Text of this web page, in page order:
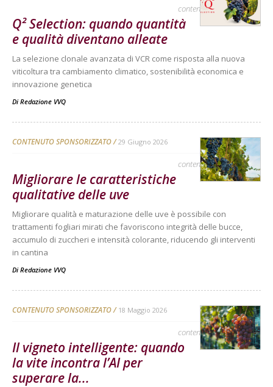
contenuto sponsorizzato
Q² Selection: quando quantità
e qualità diventano alleate
La selezione clonale avanzata di VCR come risposta alla nuova
viticoltura tra cambiamento climatico, sostenibilità economica e
innovazione genetica
Di Redazione VVQ
CONTENUTO SPONSORIZZATO 29 Giugno 2026
contenuto sponsorizzato
Migliorare le caratteristiche
qualitative delle uve
Migliorare qualità e maturazione delle uve è possibile con
trattamenti fogliari mirati che favoriscono integrità delle bucce,
accumulo di zuccheri e intensità colorante, riducendo gli interventi
in cantina
Di Redazione VVQ
CONTENUTO SPONSORIZZATO 18 Maggio 2026
contenuto sponsorizzato
Il vigneto intelligente: quando
la vite incontra l’AI per
superare la...